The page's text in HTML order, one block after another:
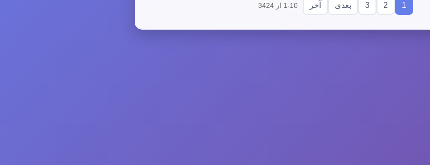
1
2
3 بعدی آخر 1-10 از 3424